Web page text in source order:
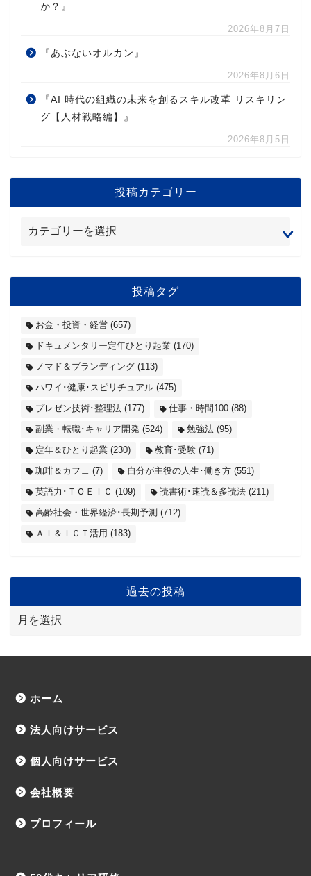
か？』
2026年8月7日
『あぶないオルカン』
2026年8月6日
『AI 時代の組織の未来を創るスキル改革 リスキリン
グ【人材戦略編】』
2026年8月5日
投稿カテゴリー
投稿タグ
お金・投資・経営 (657)
ドキュメンタリー定年ひとり起業 (170)
ノマド＆ブランディング (113)
ハワイ･健康･スピリチュアル (475)
プレゼン技術･整理法 (177) 仕事・時間100 (88)
副業・転職･キャリア開発 (524) 勉強法 (95)
定年＆ひとり起業 (230) 教育･受験 (71)
珈琲＆カフェ (7) 自分が主役の人生･働き方 (551)
英語力･ＴＯＥＩＣ (109) 読書術･速読＆多読法 (211)
高齢社会・世界経済･長期予測 (712)
ＡＩ＆ＩＣＴ活用 (183)
過去の投稿
ホーム
法人向けサービス
個人向けサービス
会社概要
プロフィール